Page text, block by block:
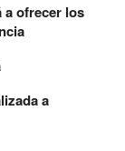
a ofrecer los
a